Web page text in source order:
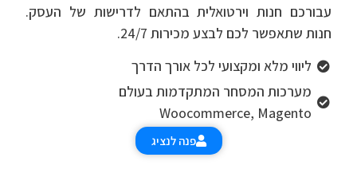
עבורכם חנות וירטואלית בהתאם לדרישות של העסק.
חנות שתאפשר לכם לבצע מכירות 24/7.
ליווי מלא ומקצועי לכל אורך הדרך
מערכות המסחר המתקדמות בעולם
Woocommerce, Magento
פנה לנציג